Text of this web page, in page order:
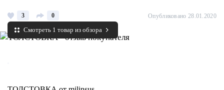
3 0 Опубликовано 28.01.2020
Смотреть 1 товар из обзора